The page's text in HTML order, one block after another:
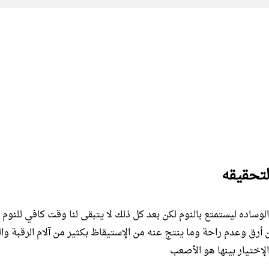
ليستمتع بالنوم لكن بعد كل ذلك لا يتبقى لنا وقت كافي للنوم
أرق وعدم راحة وما ينتج عنه من الإستيقاظ بكثير من آلام الرقبة